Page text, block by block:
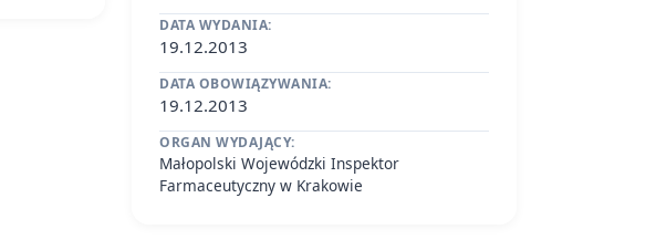
DATA WYDANIA:
19.12.2013
DATA OBOWIĄZYWANIA:
19.12.2013
ORGAN WYDAJĄCY:
Małopolski Wojewódzki Inspektor
Farmaceutyczny w Krakowie